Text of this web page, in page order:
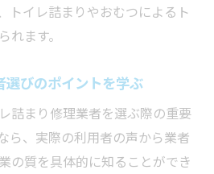
トイレ詰まりやおむつによるト
れます。
選びのポイントを学ぶ
詰まり修理業者を選ぶ際の重要
ら、実際の利用者の声から業者
の質を具体的に知ることができ